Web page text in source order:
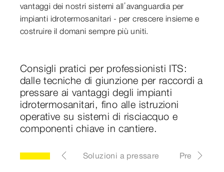
vantaggi dei nostri sistemi all’avanguardia per
impianti idrotermosanitari - per crescere insieme e
costruire il domani sempre più uniti.
Consigli pratici per professionisti ITS:
dalle tecniche di giunzione per raccordi a
pressare ai vantaggi degli impianti
idrotermosanitari, fino alle istruzioni
operative su sistemi di risciacquo e
componenti chiave in cantiere.
ogni soluzione Soluzioni a pressare Prevista